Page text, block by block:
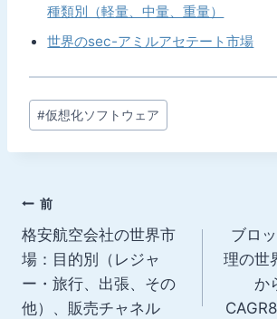
種類別（軽量、中量、重量）
世界のsec-アミルアセテート市場
投
稿
タ
#仮想化ソフトウェア
投
稿
ナ
前
格安航空会社の世界市
場：目的別（レジャ
ー・旅行、出張、その
他）、販売チャネル
ブロ
理の世
か